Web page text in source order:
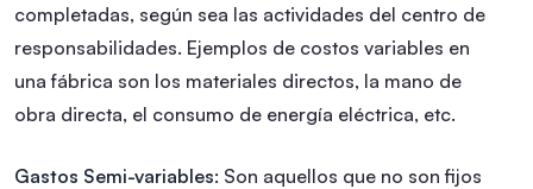
completadas, según sea las actividades del centro de
responsabilidades. Ejemplos de costos variables en
una fábrica son los materiales directos, la mano de
obra directa, el consumo de energía eléctrica, etc.
Gastos Semi-variables: Son aquellos que no son fijos